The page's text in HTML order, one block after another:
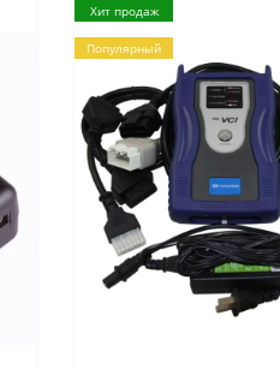
Хит продаж
Популярный